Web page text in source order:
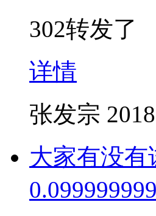
302转发了
详情
张发宗
大家有没有